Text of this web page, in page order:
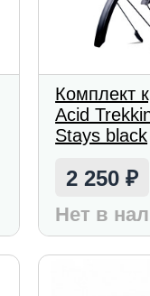
Комплект
Acid
Stays black
2 250₽
Нет в